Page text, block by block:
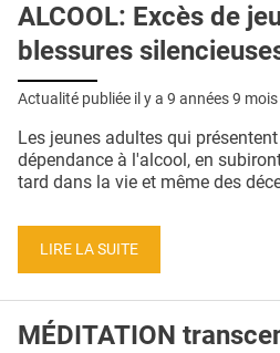
E-REVUE SAD
QUI SOMMES-NOUS ?
CONDITIONS GÉNÉRALES
CRÉDITS
ALCOOL: Excès de
blessures
Actualité publiée il y a 9 années 9 mois
Les jeunes adultes qui
dépendance à l'alcool, en
tard dans la vie et même des
LIRE LA SUITE
MÉDITATION